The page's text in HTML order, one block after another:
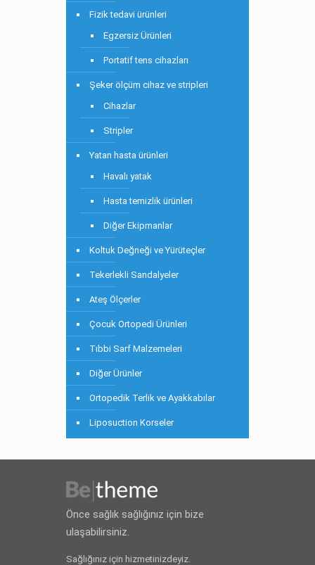
Fizik tedavi ürünleri
Egzersiz Ürünleri
Portatif tens cihazları
Şeker ölçüm cihaz ve stripleri
Cihazlar
Stripler
Yatan hasta ürünleri
Havalı yatak
Hasta temizlik ürünleri
Diğer Ekipmanlar
Koltuk Değneği ve Yürüteçler
Tekerlekli Sandalyeler
Ateş Ölçerler
Çocuk Ortopedi Ürünleri
Tıbbi Sarf Malzemeleri
Diğer Ürünler
Ortopedik Terlik ve Ayakkabılar
Liposuction Korseler
Önce sağlık sağlığınız için bize
ulaşabilirsiniz.
Sağlığınız için hizmetinizdeyiz.